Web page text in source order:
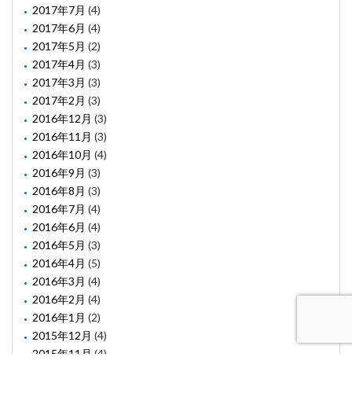
2017年7月 (4)
2017年6月 (4)
2017年5月 (2)
2017年4月 (3)
2017年3月 (3)
2017年2月 (3)
2016年12月 (3)
2016年11月 (3)
2016年10月 (4)
2016年9月 (3)
2016年8月 (3)
2016年7月 (4)
2016年6月 (4)
2016年5月 (3)
2016年4月 (5)
2016年3月 (4)
2016年2月 (4)
2016年1月 (2)
2015年12月 (4)
2015年11月 (4)